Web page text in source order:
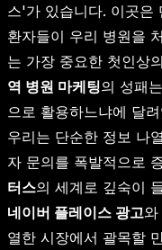
스'가 있습니다. 이곳은
환자들이 우리 병원을
는 가장 중요한 첫인상
역 병원 마케팅의 성패
으로 활용하느냐에 달
우리는 단순한 정보 나
자 문의를 폭발적으로
터스의 세계로 깊숙이
네이버 플레이스 광고와
열한 시장에서 괄목할